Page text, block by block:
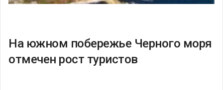
На южном побережье Черного моря
отмечен рост туристов